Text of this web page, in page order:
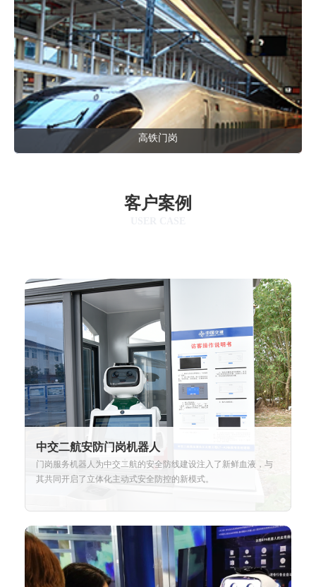
高铁门岗
客户案例
中交二航安防门岗机器人
门岗服务机器人为中交二航的安全防线建设注入了新鲜血液，与
其共同开启了立体化主动式安全防控的新模式。